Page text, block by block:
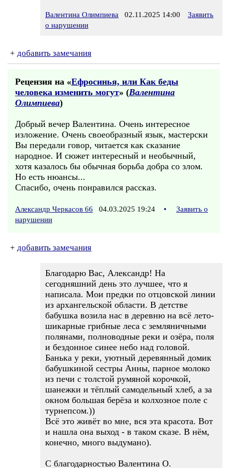
Валентина Олимпиева 02.11.2025 14:00
Заявить
о нарушении
+ добавить замечания
Рецензия на «Ефросинья, или Как беды
человека изменить могут» (Валентина
Олимпиева)
Добрый вечер Валентина. Очень интересное
изложение. Очень своеобразный язык, мастерски
Вы передали говор, читается как сказание
народное. И сюжет интересный и необычный,
хотя казалось бы обычная борьба добра со злом.
Но есть нюансы...
Спасибо, очень понравился рассказ.
Александр Черкасов 66 04.03.2025 19:24 •
Заявить о
нарушении
+ добавить замечания
Благодарю Вас, Александр! На
сегодняшний день это лучшее, что я
написала. Мои предки по отцовской линии
из архангельской области. В детстве
бабушка возила нас в деревню на всё лето-
шикарные грибные леса с земляничными
полянами, полноводные реки и озёра, поля
и бездонное синее небо над головой.
Банька у реки, уютный деревянный домик
бабушкиной сестры Анны, парное молоко
из печи с толстой румяной корочкой,
шанежки и тёплый самодельный хлеб, а за
окном большая берёза и колхозное поле с
турнепсом.))
Всё это живёт во мне, вся эта красота. Вот
и нашла она выход - в таком сказе. В нём,
конечно, много выдумано).
С благодарностью Валентина О.